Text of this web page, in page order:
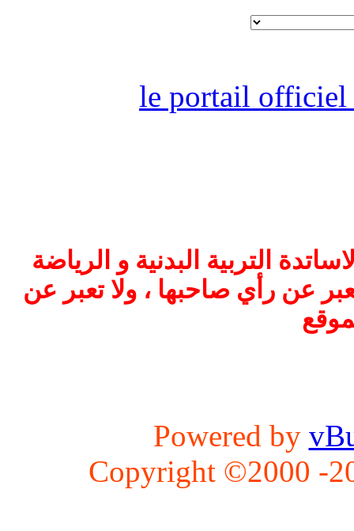
le portail officiel
التربية البدنية و الرياضة
عن رأي صاحبها ، ولا تعبر عن
Powered by
Copyright ©2000 -